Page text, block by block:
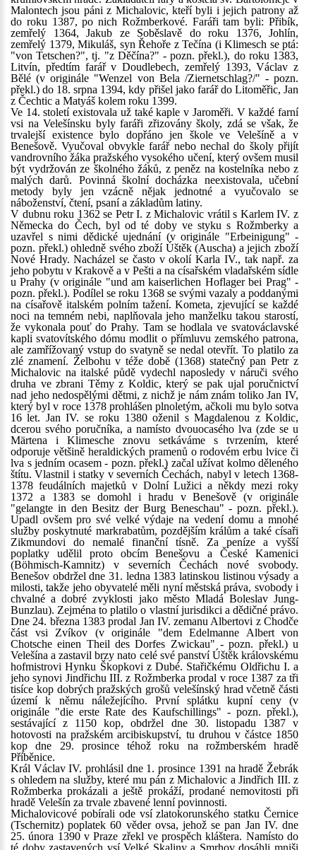
Malontech jsou páni z Michalovic, kteří byli i jejich patrony až
do roku 1387, po nich Rožmberkové. Faráři tam byli: Přibík,
zemřelý 1364, Jakub ze Soběslavě do roku 1376, Johlín,
zemřelý 1379, Mikuláš, syn Řehoře z Tečína (i Klimesch se ptá:
"von Tetschen?", tj. "z Děčína?" - pozn. překl.), do roku 1383,
Litvín, předtím farář v Doudlebech, zemřelý 1393, Václav z
Bělé (v originále "Wenzel von Bela /Ziernetschlag?/" - pozn.
překl.) do 18. srpna 1394, kdy přišel jako farář do Litoměřic, Jan
z Čechtic a Matyáš kolem roku 1399.
Ve 14. století existovala už také kaple v Jaroměři. V každé farní
vsi na Velešínsku byly faráři zřizovány školy, zdá se však, že
trvalejší existence bylo dopřáno jen škole ve Velešíně a v
Benešově. Vyučoval obvykle farář nebo nechal do školy přijít
vandrovního žáka pražského vysokého učení, který ovšem musil
být vydržován ze školného žáků, z peněz na kostelníka nebo z
malých darů. Povinná školní docházka neexistovala, učební
metody byly jen vzácně nějak jednotné a vyučovalo se
náboženství, čtení, psaní a základům latiny.
V dubnu roku 1362 se Petr I. z Michalovic vrátil s Karlem IV. z
Německa do Čech, byl od té doby ve styku s Rožmberky a
uzavřel s nimi dědické ujednání (v originále "Erbeinigung" -
pozn. překl.) ohledně svého zboží Úštěk (Auscha) a jejich zboží
Nové Hrady. Nacházel se často v okolí Karla IV., tak např. za
jeho pobytu v Krakově a v Pešti a na císařském vladařském sídle
u Prahy (v originále "und am kaiserlichen Hoflager bei Prag" -
pozn. překl.). Podílel se roku 1368 se svými vazaly a poddanými
na císařově italském polním tažení. Kometa, zjevující se každé
noci na temném nebi, naplňovala jeho manželku takou starostí,
že vykonala pouť do Prahy. Tam se hodlala ve svatováclavské
kapli svatovítského dómu modlit o přímluvu zemského patrona,
ale zamřížovaný vstup do svatyně se nedal otevřít. To platilo za
zlé znamení. Želbohu v téže době (1368) statečný pan Petr z
Michalovic na italské půdě vydechl naposledy v náruči svého
druha ve zbrani Těmy z Koldic, který se pak ujal poručnictví
nad jeho nedospělými dětmi, z nichž je nám znám toliko Jan IV,
který byl v roce 1378 prohlášen plnoletým, ačkoli mu bylo sotva
16 let. Jan IV. se roku 1380 oženil s Magdalenou z Koldic,
dcerou svého poručníka, a namísto dvouocasého lva (zde se u
Märtena i Klimesche znovu setkáváme s tvrzením, které
odporuje většině heraldických pramenů o rodovém erbu lvice či
lva s jedním ocasem - pozn. překl.) začal užívat kolmo děleného
štítu. Vlastnil i statky v severních Čechách, nabyl v letech 1368-
1378 feudálních majetků v Dolní Lužici a někdy mezi roky
1372 a 1383 se domohl i hradu v Benešově (v originále
"gelangte in den Besitz der Burg Beneschau" - pozn. překl.).
Upadl ovšem pro své velké výdaje na vedení domu a mnohé
služby poskytnuté markrabatům, pozdějším králům a také císaři
Zikmundovi do nemalé finanční tísně. Za peníze a vyšší
poplatky udělil proto obcím Benešovu a České Kamenici
(Böhmisch-Kamnitz) v severních Čechách nové svobody.
Benešov obdržel dne 31. ledna 1383 latinskou listinou výsady a
milosti, takže jeho obyvatelé měli nyní městská práva, svobody i
chvalné a dobré zvyklosti jako město Mladá Boleslav Jung-
Bunzlau). Zejména to platilo o vlastní jurisdikci a dědičné právo.
Dne 24. března 1383 prodal Jan IV. zemanu Albertovi z Chodče
část vsi Zvíkov (v originále "dem Edelmanne Albert von
Chotsche einen Theil des Dorfes Zwickau" - pozn. překl.) u
Velešína a zastavil brzy nato celé své panství Úštěk královskému
hofmistrovi Hynku Škopkovi z Dubé. Stařičkému Oldřichu I. a
jeho synovi Jindřichu III. z Rožmberka prodal v roce 1387 za tři
tisíce kop dobrých pražských grošů velešínský hrad včetně části
území k němu náležejícího. První splátku kupní ceny (v
originále "die erste Rate des Kaufschillings" - pozn. překl.),
sestávající z 1150 kop, obdržel dne 30. listopadu 1387 v
hotovosti na pražském arcibiskupství, tu druhou v částce 1850
kop dne 29. prosince téhož roku na rožmberském hradě
Příběnice.
Král Václav IV. prohlásil dne 1. prosince 1391 na hradě Žebrák
s ohledem na služby, které mu pán z Michalovic a Jindřich III. z
Rožmberka prokázali a ještě prokáží, prodané nemovitosti při
hradě Velešín za trvale zbavené lenní povinnosti.
Michalovicové pobírali ode vsí zlatokorunského statku Černice
(Tschernitz) poplatek 60 věder ovsa, jehož se pan Jan IV. dne
25. února 1390 v Praze zřekl ve prospěch kláštera. Namísto do
té doby zastavených vsí Velké Skaliny a Smrhov dosáhli mniši